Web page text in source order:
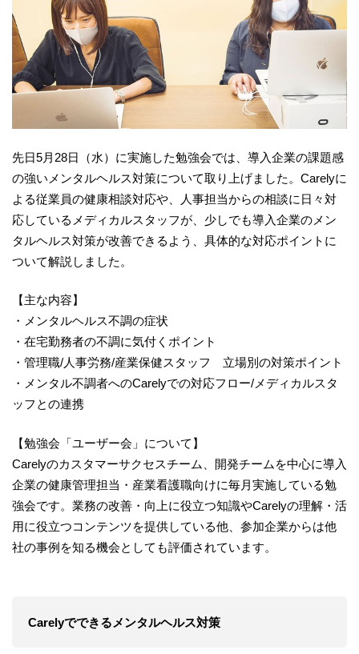
先日5月28日（水）に実施した勉強会では、導入企業の課題感
の強いメンタルヘルス対策について取り上げました。Carelyに
よる従業員の健康相談対応や、人事担当からの相談に日々対
応しているメディカルスタッフが、少しでも導入企業のメン
タルヘルス対策が改善できるよう、具体的な対応ポイントに
ついて解説しました。
【主な内容】
・メンタルヘルス不調の症状
・在宅勤務者の不調に気付くポイント
・管理職/人事労務/産業保健スタッフ 立場別の対策ポイント
・メンタル不調者へのCarelyでの対応フロー/メディカルスタ
ッフとの連携
【勉強会「ユーザー会」について】
Carelyのカスタマーサクセスチーム、開発チームを中心に導入
企業の健康管理担当・産業看護職向けに毎月実施している勉
強会です。業務の改善・向上に役立つ知識やCarelyの理解・活
用に役立つコンテンツを提供している他、参加企業からは他
社の事例を知る機会としても評価されています。
Carelyでできるメンタルヘルス対策